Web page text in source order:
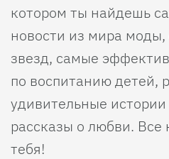
котором ты найдешь
новости из мира
звезд, самые
по воспитанию детей,
удивительные
рассказы о любви. Все
тебя!